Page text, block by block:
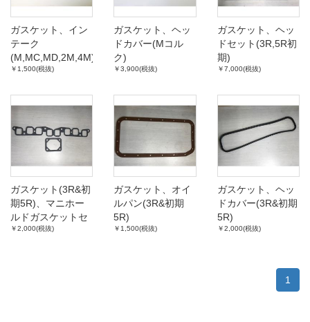
ガスケット、イン
テーク
(M,MC,MD,2M,4M)
￥1,500(税抜)
ガスケット、ヘッ
ドカバー(Mコル
ク)
￥3,900(税抜)
ガスケット、ヘッ
ドセット(3R,5R初
期)
￥7,000(税抜)
ガスケット(3R&初
期5R)、マニホー
ルドガスケットセ
ット
￥2,000(税抜)
ガスケット、オイ
ルパン(3R&初期
5R)
￥1,500(税抜)
ガスケット、ヘッ
ドカバー(3R&初期
5R)
￥2,000(税抜)
1